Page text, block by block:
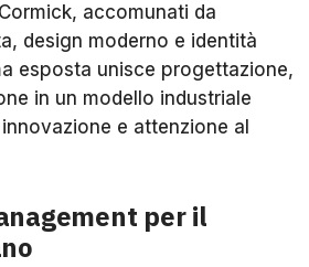
accomunati da
design moderno e identità
esposta unisce progettazione,
in un modello industriale
e attenzione al
per il